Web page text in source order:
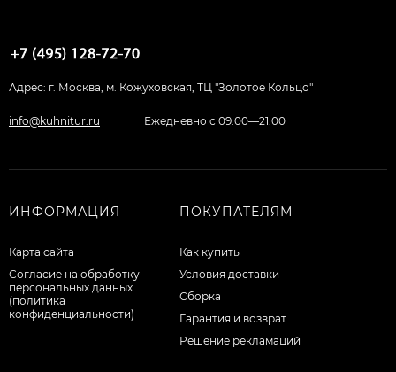
Адрес: г. Москва, м. Кожуховская, ТЦ "Золотое Кольцо"
info@kuhnitur.ru Ежедневно с 09:00—21:00
ИНФОРМАЦИЯ
Карта сайта
Согласие на обработку
персональных данных
(политика
конфиденциальности)
ПОКУПАТЕЛЯМ
Как купить
Условия доставки
Сборка
Гарантия и возврат
Решение рекламаций